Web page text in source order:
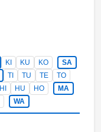
KI KU KO
SA
TI TU TE
TO
HI HU HO
MA
WA